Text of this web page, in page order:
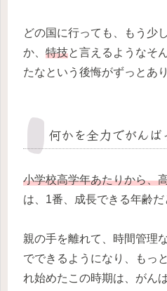
どの国に行っても、もう少
か、 特技と言えるようなそ
たなという後悔がずっとあり
何かを全力でがんば
小学校高学年あたりから、
は、1番、成長できる年齢だ
親の手を離れて、時間管理
でできるようになり、もっ
れ始めたこの時期は、がん